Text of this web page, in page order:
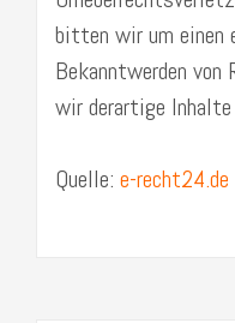
bitten wir um einen
Bekanntwerden von
wir derartige Inhalte
Quelle: e-recht24.de